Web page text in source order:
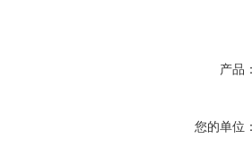
产品
您的单位